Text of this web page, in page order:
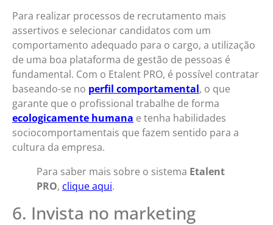
Para realizar processos de recrutamento mais
assertivos e selecionar candidatos com um
comportamento adequado para o cargo, a utilização
de uma boa plataforma de gestão de pessoas é
fundamental. Com o Etalent PRO, é possível contratar
baseando-se no perfil comportamental, o que
garante que o profissional trabalhe de forma
ecologicamente humana e tenha habilidades
sociocomportamentais que fazem sentido para a
cultura da empresa.
Para saber mais sobre o sistema Etalent
PRO, clique aqui.
6. Invista no marketing